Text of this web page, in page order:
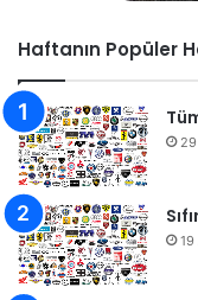
Haftanın Popüler
19